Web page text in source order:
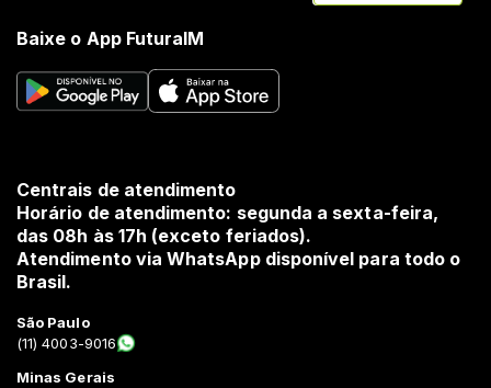
Baixe o App FuturaIM
Centrais de atendimento
Horário de atendimento: segunda a sexta-feira,
das 08h às 17h (exceto feriados).
Atendimento via WhatsApp disponível para todo o
Brasil.
São Paulo
(11) 4003-9016
Minas Gerais